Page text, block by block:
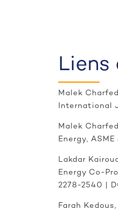
Liens
Malek
International
Malek
Energy,
Lakdar
Energy Co-
2278-2540 |
Farah